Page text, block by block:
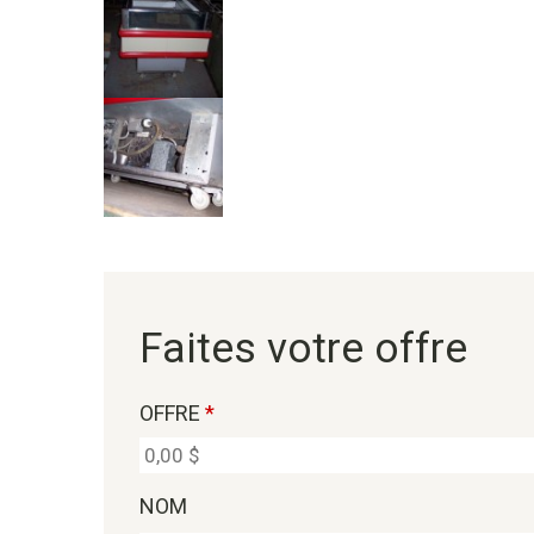
Faites votre offre
OFFRE *
NOM